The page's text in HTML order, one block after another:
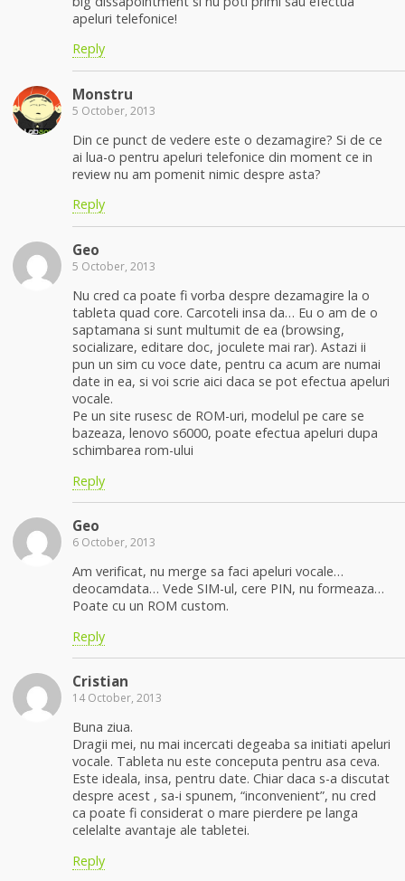
apeluri telefonice!
Reply
Monstru
5 October, 2013
Din ce punct de vedere este o dezamagire? Si de ce
ai lua-o pentru apeluri telefonice din moment ce in
review nu am pomenit nimic despre asta?
Reply
Geo
5 October, 2013
Nu cred ca poate fi vorba despre dezamagire la o
tableta quad core. Carcoteli insa da… Eu o am de o
saptamana si sunt multumit de ea (browsing,
socializare, editare doc, joculete mai rar). Astazi ii
pun un sim cu voce date, pentru ca acum are numai
date in ea, si voi scrie aici daca se pot efectua apeluri
vocale.
Pe un site rusesc de ROM-uri, modelul pe care se
bazeaza, lenovo s6000, poate efectua apeluri dupa
schimbarea rom-ului
Reply
Geo
6 October, 2013
Am verificat, nu merge sa faci apeluri vocale…
deocamdata… Vede SIM-ul, cere PIN, nu formeaza…
Poate cu un ROM custom.
Reply
Cristian
14 October, 2013
Buna ziua.
Dragii mei, nu mai incercati degeaba sa initiati apeluri
vocale. Tableta nu este conceputa pentru asa ceva.
Este ideala, insa, pentru date. Chiar daca s-a discutat
despre acest , sa-i spunem, “inconvenient”, nu cred
ca poate fi considerat o mare pierdere pe langa
celelalte avantaje ale tabletei.
Reply